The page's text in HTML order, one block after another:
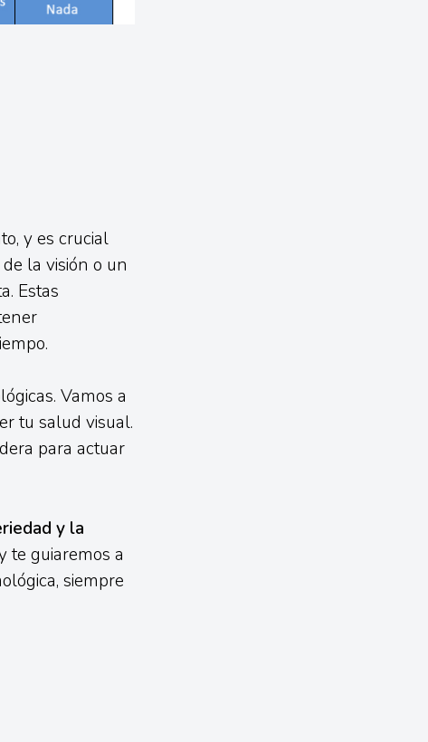
y es crucial
la visión o un
Estas
Vamos a
tu salud visual.
para actuar
y la
te guiaremos a
siempre